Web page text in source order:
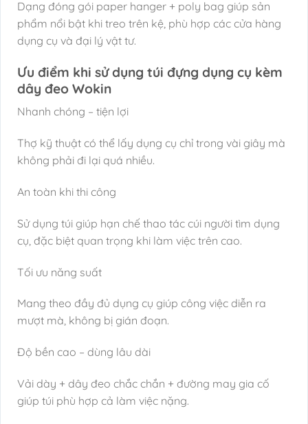
Dạng đóng gói paper hanger + poly bag giúp sản
phẩm nổi bật khi treo trên kệ, phù hợp các cửa hàng
dụng cụ và đại lý vật tư.
Ưu điểm khi sử dụng túi đựng dụng cụ kèm
dây đeo Wokin
Nhanh chóng – tiện lợi
Thợ kỹ thuật có thể lấy dụng cụ chỉ trong vài giây mà
không phải đi lại quá nhiều.
An toàn khi thi công
Sử dụng túi giúp hạn chế thao tác cúi người tìm dụng
cụ, đặc biệt quan trọng khi làm việc trên cao.
Tối ưu năng suất
Mang theo đầy đủ dụng cụ giúp công việc diễn ra
mượt mà, không bị gián đoạn.
Độ bền cao – dùng lâu dài
Vải dày + dây đeo chắc chắn + đường may gia cố
giúp túi phù hợp cả làm việc nặng.